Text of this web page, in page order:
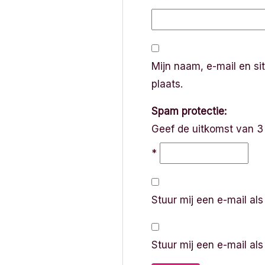
Mijn naam, e-mail en
plaats.
Spam protectie:
Geef de uitkomst van
*
Stuur mij een e-mail
Stuur mij een e-mail